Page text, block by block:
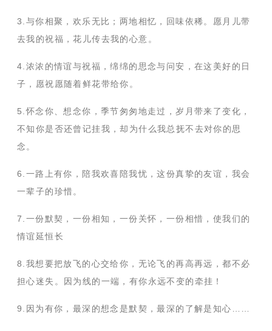
3.与你相聚，欢乐无比；两地相忆，回味依稀。愿月儿带
去我的祝福，花儿传去我的心意。
4.浓浓的情谊与祝福，绵绵的思念与问安，在这美好的日
子，愿祝愿随着鲜花带给你。
5.怀念你、想念你，季节匆匆地走过，岁月带来了变化，
不知你是否还曾记挂我，却为什么我总抚不去对你的思
念。
6.一路上有你，陪我欢喜陪我忧，这份真挚的友谊，我会
一辈子的珍惜。
7.一份默契，一份相知，一份关怀，一份相惜，使我们的
情谊延恒长
8.我想要把放飞的心交给你，无论飞的再高再远，都不必
担心迷失。因为线的一端，有你永远不变的牵挂！
9.因为有你，最深的想念是默契，最深的了解是知心……